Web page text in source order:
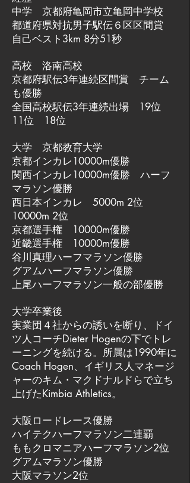
中学 京都府亀岡市立亀岡中学校
都道府県対抗男子駅伝６区区間賞
自己ベスト3km 8分51秒
高校 洛南高校
京都府駅伝3年連続区間賞 チーム
も優勝
全国高校駅伝3年連続出場 19位
11位 18位
大学 京都教育大学
京都インカレ10000m優勝
関西インカレ10000m優勝 ハーフ
マラソン優勝
西日本インカレ 5000m 2位
10000m 2位
京都選手権 10000m優勝
近畿選手権 10000m優勝
谷川真理ハーフマラソン優勝
グアムハーフマラソン優勝
上尾ハーフマラソン一般の部優勝
大学卒業後
実業団４社からの誘いを断り、ドイ
ツ人コーチDieter Hogenの下でトレ
ーニングを続ける。所属は1990年に
Coach Hogen、イギリス人マネージ
ャーのキム・マクドナルドらで立ち
上げたKimbia Athletics。
大阪ロードレース優勝
ハイテクハーフマラソン二連覇
ももクロマニアハーフマラソン2位
グアムマラソン優勝
大阪マラソン2位